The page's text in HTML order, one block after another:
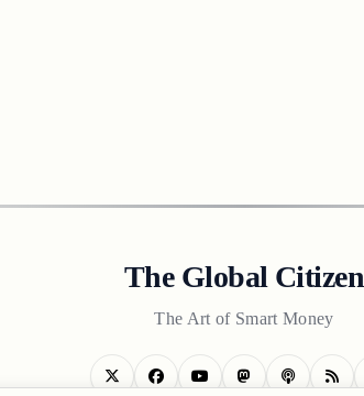
The Global Citizen
The Art of Smart Money